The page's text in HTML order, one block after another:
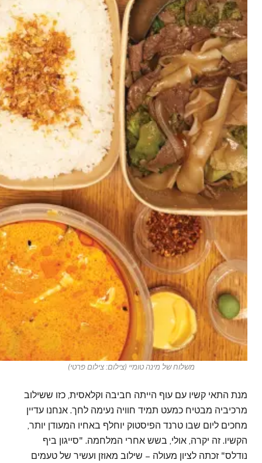
משלוח של מינה טומיי (צילום: צילום פרטי)
מנת התאי קשיו עם עוף הייתה חביבה וקלאסית, כזו ששילוב
מרכיביה מבטיח כמעט תמיד חוויה נעימה לחך. אנחנו עדיין
מחכים ליום שבו טרנד הפיסטוק יוחלף באחיו המעודן יותר,
הקשיו. זה יקרה, אולי, בשש אחרי המלחמה. "סייגון ביף
נודלס" זכתה לציון מעולה – שילוב מאוזן ועשיר של טעמים